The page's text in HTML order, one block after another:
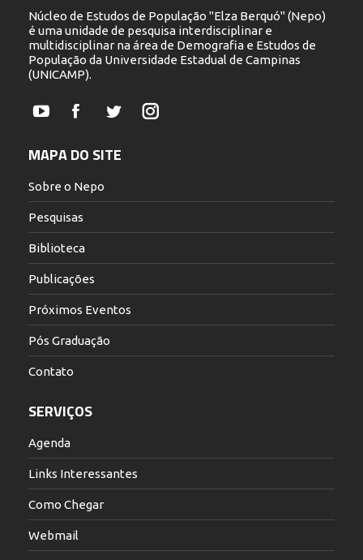
Núcleo de Estudos de População "Elza Berquó" (Nepo)
é uma unidade de pesquisa interdisciplinar e
multidisciplinar na área de Demografia e Estudos de
População da Universidade Estadual de Campinas
(UNICAMP).
YouTubeFacebookTwitterInstagram
MAPA DO SITE
Sobre o Nepo
Pesquisas
Biblioteca
Publicações
Próximos Eventos
Pós Graduação
Contato
SERVIÇOS
Agenda
Links Interessantes
Como Chegar
Webmail